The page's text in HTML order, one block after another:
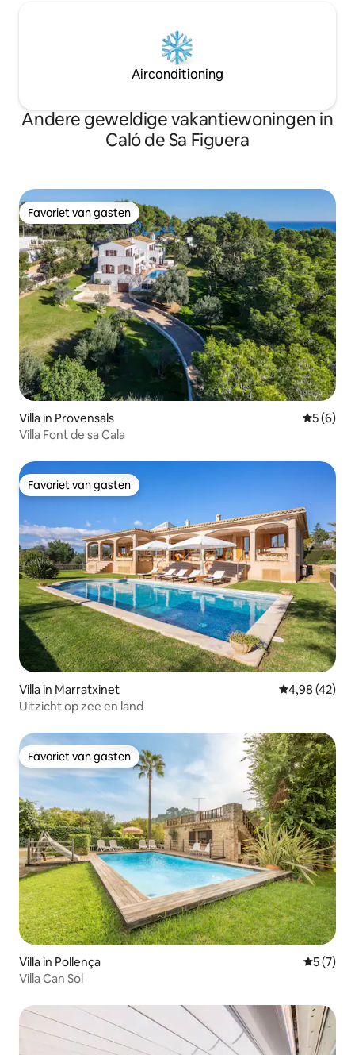
Airconditioning
Andere geweldige vakantiewoningen in
Caló de Sa Figuera
Favoriet van gasten
Favoriet van gasten
Villa in Provensals
5 (6)
Villa Font de sa Cala
Favoriet van gasten
Favoriet van gasten
Villa in Marratxinet Gemiddelde
4,98 (42)
Uitzicht op zee en land
Favoriet van gasten
Favoriet van gasten
Villa in Pollença
5 (7)
Villa Can Sol